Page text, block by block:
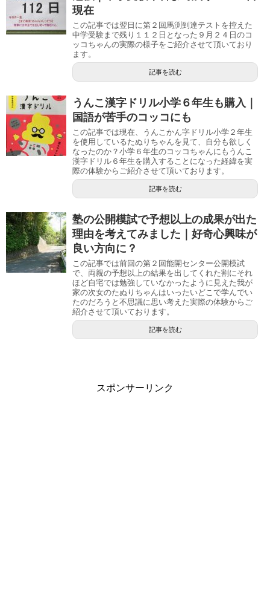
現在
この記事では翌日に第２回馬渕到達テストを控えた
中学受験まで残り１１２日となった９月２４日のコ
ッコちゃんの実際の様子をご紹介させて頂いており
ます。
記事を読む
うんこ漢字ドリル小学６年生も購入｜
国語が苦手のコッコにも
この記事では現在、うんこかん字ドリル小学２年生
を使用しているたぬりちゃんを見て、自分も欲しく
なったのか？小学６年生のコッコちゃんにもうんこ
漢字ドリル６年生を購入することになった経緯を実
際の体験からご紹介させて頂いております。
記事を読む
塾の公開模試で予想以上の成果が出た
理由を考えてみました｜好奇心興味が
良い方向に？
この記事では前回の第２回能開センター公開模試
で、両親の予想以上の結果を出してくれた割にそれ
ほど自宅では勉強していなかったように見えた我が
家の次女のたぬりちゃんはいったいどこで学んでい
たのだろうと不思議に思い考えた実際の体験からご
紹介させて頂いております。
記事を読む
スポンサーリンク